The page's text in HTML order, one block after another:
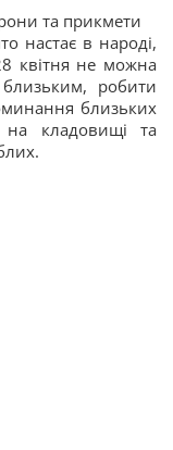
та прикмети
настає в народі,
квітня не можна
робити
близьких
на кладовищі та